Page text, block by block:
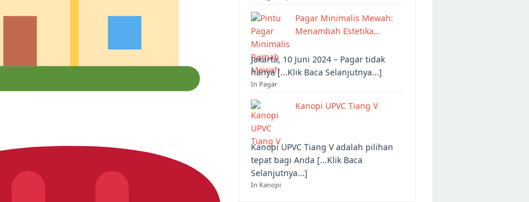
Pagar Minimalis Mewah:
Menambah Estetika…
Jakarta, 10 Juni 2024 – Pagar tidak
hanya [...Klik Baca Selanjutnya...]
In Pagar
Kanopi UPVC Tiang V
Kanopi UPVC Tiang V adalah pilihan
tepat bagi Anda [...Klik Baca
Selanjutnya...]
In Kanopi